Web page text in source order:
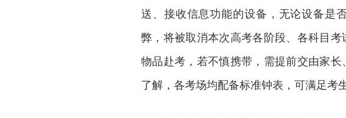
送、接收信息功能的设备，无论设备是
弊，将被取消本次高考各阶段、各科目
物品赴考，若不慎携带，需提前交由家
了解，各考场均配备标准钟表，可满足考